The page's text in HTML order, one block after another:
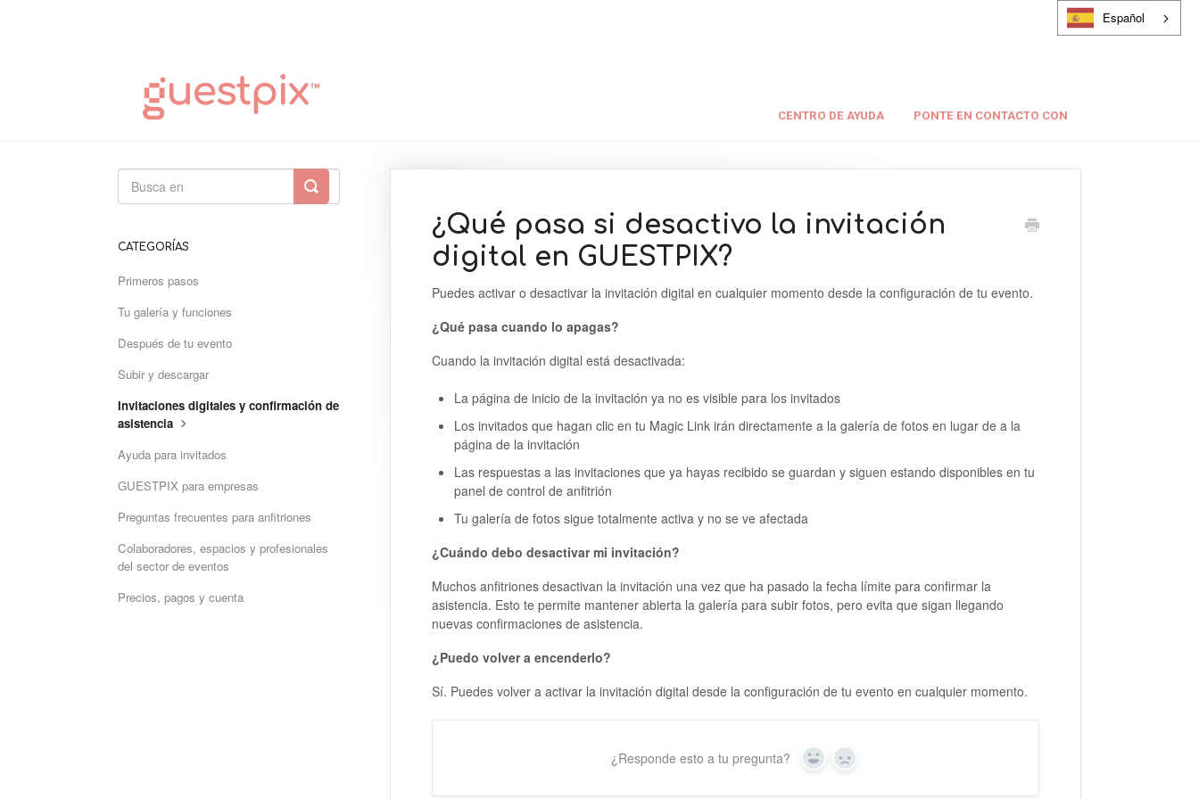
Español
CENTRO DE AYUDA PONTE EN CONTACTO CON
¿Qué pasa si desactivo la invitación
digital en GUESTPIX?
Puedes activar o desactivar la invitación digital en cualquier momento desde la configuración de tu evento.
¿Qué pasa cuando lo apagas?
Cuando la invitación digital está desactivada:
La página de inicio de la invitación ya no es visible para los invitados
Los invitados que hagan clic en tu Magic Link irán directamente a la galería de fotos en lugar de a la
página de la invitación
Las respuestas a las invitaciones que ya hayas recibido se guardan y siguen estando disponibles en tu
panel de control de anfitrión
Tu galería de fotos sigue totalmente activa y no se ve afectada
¿Cuándo debo desactivar mi invitación?
Muchos anfitriones desactivan la invitación una vez que ha pasado la fecha límite para confirmar la
asistencia. Esto te permite mantener abierta la galería para subir fotos, pero evita que sigan llegando
nuevas confirmaciones de asistencia.
¿Puedo volver a encenderlo?
Sí. Puedes volver a activar la invitación digital desde la configuración de tu evento en cualquier momento.
¿Responde esto a tu pregunta? Sí No
Alternar
búsqueda
CATEGORÍAS
Primeros pasos
Tu galería y funciones
Después de tu evento
Subir y descargar
Invitaciones digitales y confirmación de
asistencia
Ayuda para invitados
GUESTPIX para empresas
Preguntas frecuentes para anfitriones
Colaboradores, espacios y profesionales
del sector de eventos
Precios, pagos y cuenta